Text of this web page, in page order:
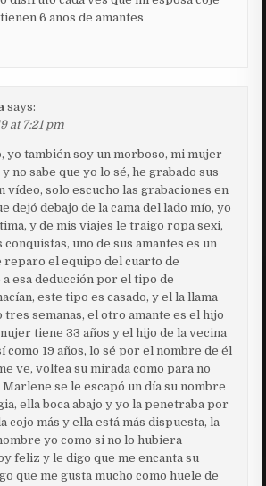
6 anos de amantes
says:
at 7:21 pm
yo también soy un morboso, mi mujer
no sabe que yo lo sé, he grabado sus
vídeo, solo escucho las grabaciones en
dejó debajo de la cama del lado mío, yo
y de mis viajes le traigo ropa sexi,
conquistas, uno de sus amantes es un
reparo el equipo del cuarto de
esa deducción por el tipo de
este tipo es casado, y el la llama
tres semanas, el otro amante es el hijo
tiene 33 años y el hijo de la vecina
como 19 años, lo sé por el nombre de él
ve, voltea su mirada como para no
se le escapó un día su nombre
ella boca abajo y yo la penetraba por
cojo más y ella está más dispuesta, la
yo como si no lo hubiera
feliz y le digo que me encanta su
que me gusta mucho como huele de